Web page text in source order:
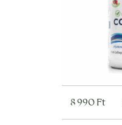
8 990Ft